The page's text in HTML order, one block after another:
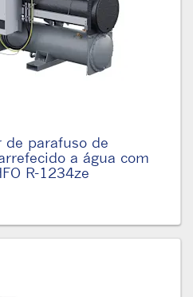
de parafuso de
a água com
R-1234ze